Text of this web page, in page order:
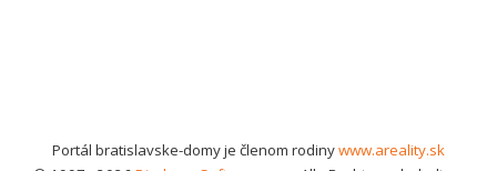
Portál bratislavske-domy je členom rodinywww.areality.sk